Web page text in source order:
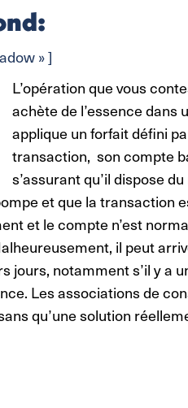
» ]
L’opération que vous
achète de l’essence
applique un forfait défini
transaction, son compte
s’assurant qu’il dispose
et que la transaction
et le compte n’est
il peut
jours, notamment s’il y a
Les associations de
qu’une solution